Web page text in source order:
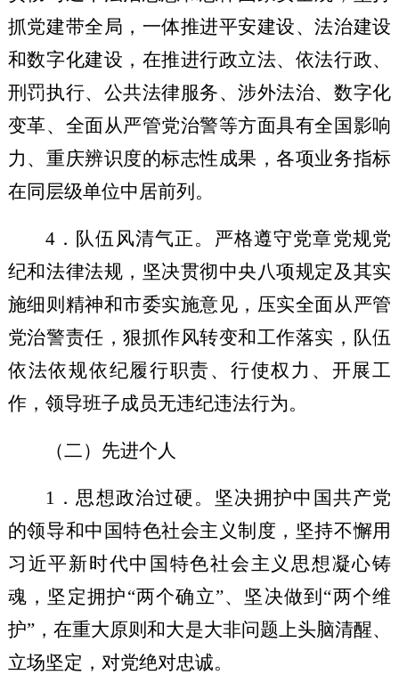
抓党建带全局， 一体推进平安建设、法治建设
和数字化建设， 在推进行政立法、依法行政、
刑罚执行、公共法律服务、涉外法治、 数字化
变革、全面从严管党治警等方面具有全国影响
力、重庆辨识度的标志性成果，各项业务指标
在同层级单位中居前列 。
4．队伍风清气正。严格遵守党章党规党
纪和法律法规， 坚决贯彻中央八项规定及其实
施细则精神和市委实施意见，压实全面从严管
党治警责任，狠抓作风转变和工作落实，队伍
依法依规依纪履行职责、行使权力、开展工
作，领导班子成员无违纪违法行为。
（二）先进个人
1 ． 思想政治过硬。坚决拥护中国共产党
的领导和中国特色社会主义制度， 坚持不懈用
习近平新时代中国特色社会主义思想凝心铸
魂 ， 坚定拥护“两个确立”、 坚决做到 “两个维
护”，在重大原则和大是大非问题上头脑清醒、
立场坚定 ， 对党绝对忠诚。